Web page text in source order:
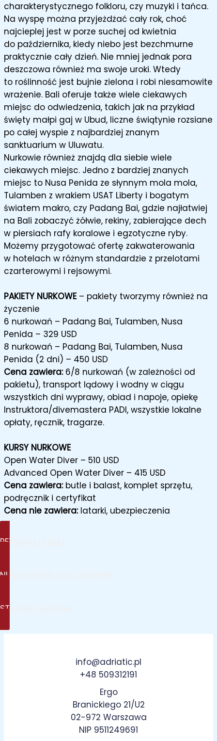
charakterystycznego folkloru, czy muzyki i tańca.
Na wyspę można przyjeżdżać cały rok, choć
najcieplej jest w porze suchej od kwietnia
do października, kiedy niebo jest bezchmurne
praktycznie cały dzień. Nie mniej jednak pora
deszczowa również ma swoje uroki. Wtedy
to roślinność jest bujnie zielona i robi niesamowite
wrażenie. Bali oferuje także wiele ciekawych
miejsc do odwiedzenia, takich jak na przykład
święty małpi gaj w Ubud, liczne świątynie rozsiane
po całej wyspie z najbardziej znanym
sanktuarium w Uluwatu.
Nurkowie również znajdą dla siebie wiele
ciekawych miejsc. Jedno z bardziej znanych
miejsc to Nusa Penida ze słynnym mola mola,
Tulamben z wrakiem USAT Liberty i bogatym
światem makro, czy Padang Bai, gdzie najłatwiej
na Bali zobaczyć żółwie, rekiny, zabierające dech
w piersiach rafy koralowe i egzotyczne ryby.
Możemy przygotować ofertę zakwaterowania
w hotelach w różnym standardzie z przelotami
czarterowymi i rejsowymi.
PAKIETY NURKOWE– pakiety tworzymy również na
życzenie
6 nurkowań – Padang Bai, Tulamben, Nusa
Penida – 329 USD
8 nurkowań – Padang Bai, Tulamben, Nusa
Penida (2 dni) – 450 USD
Cena zawiera:6/8 nurkowań (w zależności od
pakietu), transport lądowy i wodny w ciągu
wszystkich dni wyprawy, obiad i napoje, opiekę
Instruktora/divemastera PADI, wszystkie lokalne
opłaty, ręcznik, tragarze.
KURSY NURKOWE
Open Water Diver – 510 USD
Advanced Open Water Diver – 415 USD
Cena zawiera:butle i balast, komplet sprzętu,
podręcznik i certyfikat
Cena nie zawiera: latarki, ubezpieczenia
REZERWUJ TERAZ
NURKOWANIE STACJONARNE
STRONA GŁÓWNA
info@adriatic.pl
+48 509312191
Ergo
Branickiego 21/U2
02-972 Warszawa
NIP 9511249691